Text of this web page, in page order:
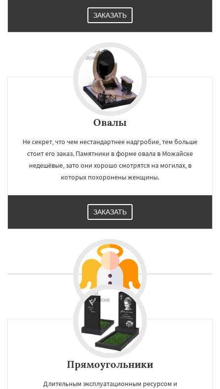
ЗАКАЗАТЬ
Овалы
Не секрет, что чем нестандартнее надгробие, тем больше
стоит его заказ. Памятники в форме овала в Можайске
недешёвые, зато они хорошо смотрятся на могилах, в
которых похоронены женщины.
ЗАКАЗАТЬ
Прямоугольники
Длительным эксплуатационным ресурсом и